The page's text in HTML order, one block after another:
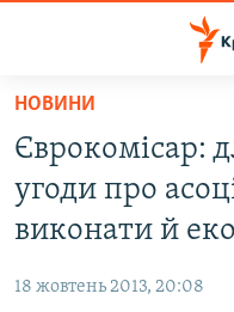
Перейти
основного
матеріалу
Перейти
до
основної
ВОДА.КРИМ
ВІДЕО ТА ФОТО
БЛОГИ
НОВИНИ
Єврокомісар:
угоди про
виконати й
18 жовтень 2013, 20:08